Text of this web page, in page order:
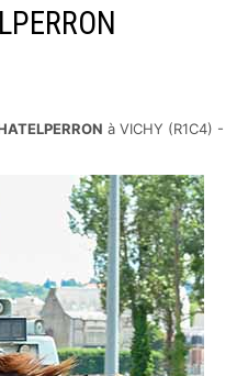
à VICHY (R1C4) -